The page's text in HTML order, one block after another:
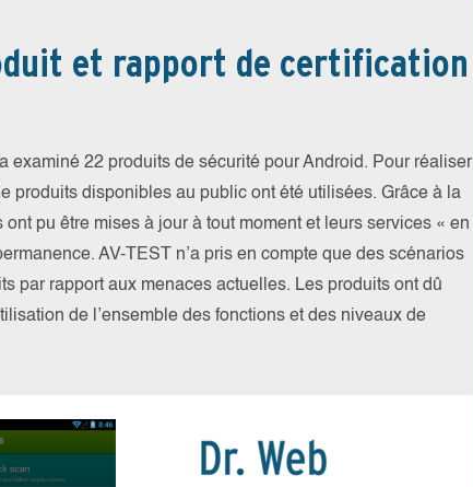
et rapport de certification
examiné 22 produits de sécurité pour Android. Pour réaliser
produits disponibles au public ont été utilisées. Grâce à la
pu être mises à jour à tout moment et leurs services « en
AV-TEST n’a pris en compte que des scénarios
par rapport aux menaces actuelles. Les produits ont dû
de l’ensemble des fonctions et des niveaux de